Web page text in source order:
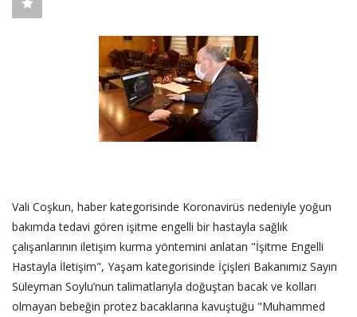
Vali Coşkun, haber kategorisinde Koronavirüs nedeniyle yoğun
bakımda tedavi gören işitme engelli bir hastayla sağlık
çalışanlarının iletişim kurma yöntemini anlatan "İşitme Engelli
Hastayla İletişim", Yaşam kategorisinde İçişleri Bakanımız Sayın
Süleyman Soylu’nun talimatlarıyla doğuştan bacak ve kolları
olmayan bebeğin protez bacaklarına kavuştuğu "Muhammed